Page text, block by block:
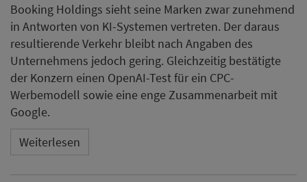
Booking Holdings sieht seine Marken zwar zunehmend
in Antworten von KI-Systemen vertreten. Der daraus
resultierende Verkehr bleibt nach Angaben des
Unternehmens jedoch gering. Gleichzeitig bestätigte
der Konzern einen OpenAI-Test für ein CPC-
Werbemodell sowie eine enge Zusammenarbeit mit
Google.
Weiterlesen